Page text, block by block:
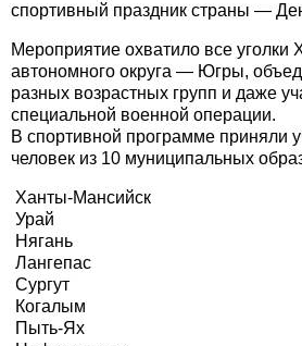
спортивный праздник страны —
Мероприятие охватило все уголки
автономного округа — Югры,
разных возрастных групп и даже
специальной военной операции.
В спортивной программе приняли
человек из 10 муниципальных
Ханты-Мансийск
Урай
Нягань
Лангепас
Сургут
Когалым
Пыть-Ях